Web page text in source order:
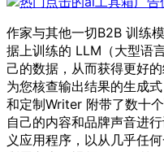
作家与其他一切B2B 训练
据上训练的 LLM（大型语
己的数据，从而获得更好
为您核查输出结果的生成
和定制Writer 附带了数十
自己的内容和品牌声音进
义应用程序，以从几乎任